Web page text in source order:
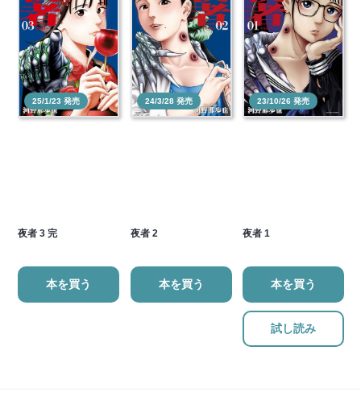
25/1/23 発売
夜者 3 完
本を買う
24/3/28 発売
夜者 2
本を買う
23/10/26 発売
夜者 1
本を買う
試し読み